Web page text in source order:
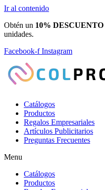
Ir al contenido
Obtén un 10% DESCUENTO
unidades.
Facebook-f Instagram
Catálogos
Productos
Regalos Empresariales
Artículos Publicitarios
Preguntas Frecuentes
Menu
Catálogos
Productos